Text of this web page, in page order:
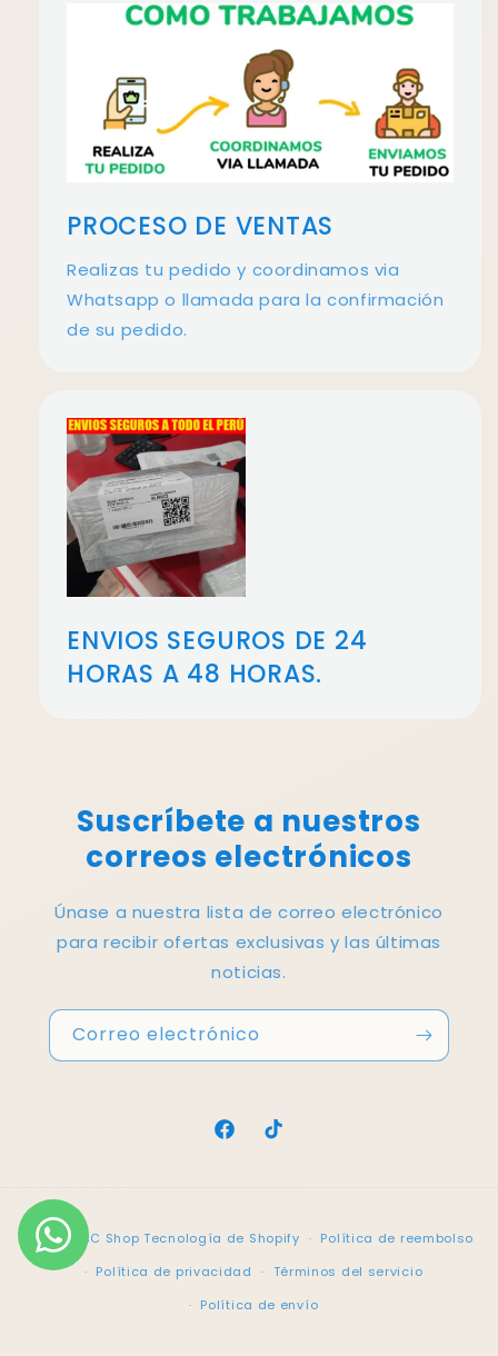
PROCESO DE VENTAS
Realizas tu pedido y coordinamos via
Whatsapp o llamada para la confirmación
de su pedido.
ENVIOS SEGUROS DE 24
HORAS A 48 HORAS.
Suscríbete a nuestros
correos electrónicos
Únase a nuestra lista de correo electrónico
para recibir ofertas exclusivas y las últimas
noticias.
Correo electrónico
FacebookTikTok
de
pago
© 2026, BC Shop Tecnología de Shopify
Política de reembolso
Política de privacidad
Términos del servicio
Política de envío